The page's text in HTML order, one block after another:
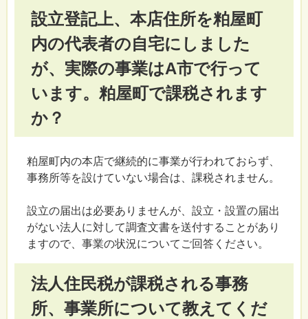
設立登記上、本店住所を粕屋町
内の代表者の自宅にしました
が、実際の事業はA市で行って
います。粕屋町で課税されます
か？
粕屋町内の本店で継続的に事業が行われておらず、
事務所等を設けていない場合は、課税されません。
設立の届出は必要ありませんが、設立・設置の届出
がない法人に対して調査文書を送付することがあり
ますので、事業の状況についてご回答ください。
法人住民税が課税される事務
所、事業所について教えてくだ